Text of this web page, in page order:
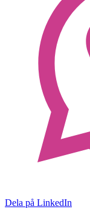
Dela på LinkedIn